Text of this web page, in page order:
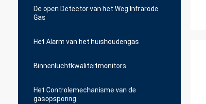
De open Detector van het Weg Infrarode
Gas
Het Alarm van het huishoudengas
Binnenluchtkwaliteitmonitors
Het Controlemechanisme van de
gasopsporing